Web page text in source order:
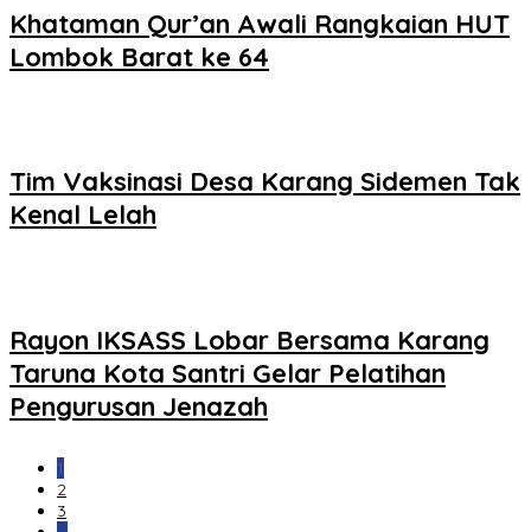
Khataman Qur’an Awali Rangkaian HUT
Lombok Barat ke 64
Tim Vaksinasi Desa Karang Sidemen Tak
Kenal Lelah
Rayon IKSASS Lobar Bersama Karang
Taruna Kota Santri Gelar Pelatihan
Pengurusan Jenazah
1
2
3